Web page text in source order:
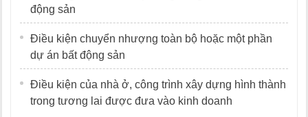
động sản
Điều kiện chuyển nhượng toàn bộ hoặc một phần
dự án bất động sản
Điều kiện của nhà ở, công trình xây dựng hình thành
trong tương lai được đưa vào kinh doanh